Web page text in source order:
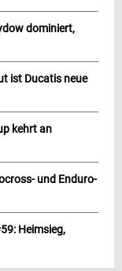
dominiert,
ist Ducatis neue
kehrt an
und Enduro-
Heimsieg,